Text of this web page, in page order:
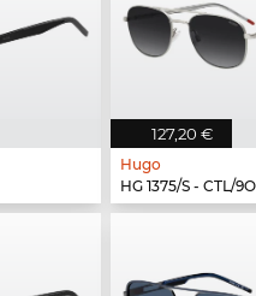
127,20 €
Hugo
HG 1375/S - CTL/9O